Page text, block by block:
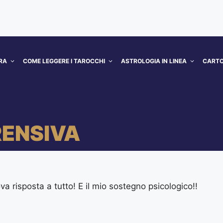
COME LEGGERE I TAROCCHI ASTROLOGIA IN LINEA
risposta a tutto! E il mio sostegno psicologico!!